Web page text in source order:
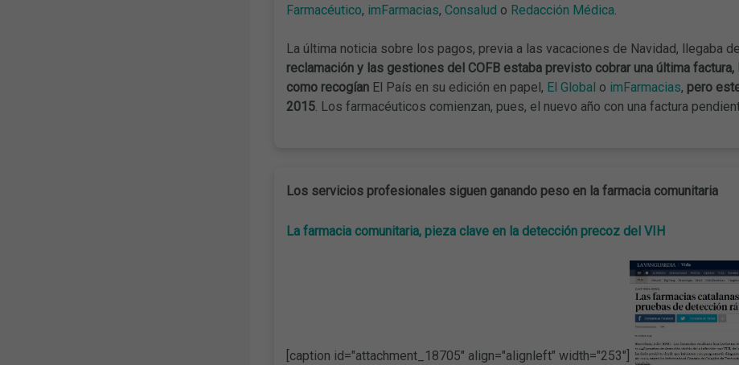
Farmacéutico, imFarmacias, Consalud o Redacción Médica.
La última noticia sobre los pagos, previa a las vacaciones de Navidad, llegaba
reclamación y las gestiones del COFB estaba previsto cobrar una última
como recogíanEl País en su edición en papel, El Global o imFarmacias, pero
2015. Los farmacéuticos comienzan, pues, el nuevo año con una factura
Los servicios profesionales siguen ganando peso en la farmacia comunitaria
La farmacia comunitaria, pieza clave en la detección precoz del VIH
[caption id="attachment_18705" align="alignleft" width="253"]